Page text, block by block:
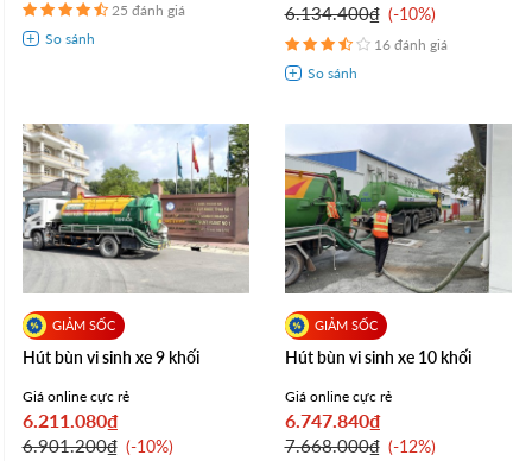
25 đánh giá 6.134.400₫ -10%
16 đánh giá
Hút bùn vi sinh xe 9 khối
Giá online cực rẻ
6.211.080₫
6.901.200₫ -10%
Hút bùn vi sinh xe 10 khối
Giá online cực rẻ
6.747.840₫
7.668.000₫ -12%